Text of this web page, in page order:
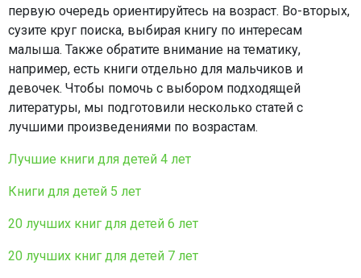
первую очередь ориентируйтесь на возраст. Во-вторых,
сузите круг поиска, выбирая книгу по интересам
малыша. Также обратите внимание на тематику,
например, есть книги отдельно для мальчиков и
девочек. Чтобы помочь с выбором подходящей
литературы, мы подготовили несколько статей с
лучшими произведениями по возрастам.
Лучшие книги для детей 4 лет
Книги для детей 5 лет
20 лучших книг для детей 6 лет
20 лучших книг для детей 7 лет